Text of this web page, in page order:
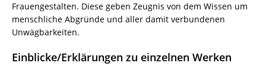
Frauengestalten. Diese geben Zeugnis von dem Wissen um
menschliche Abgründe und aller damit verbundenen
Unwägbarkeiten.
Einblicke/Erklärungen zu einzelnen Werken